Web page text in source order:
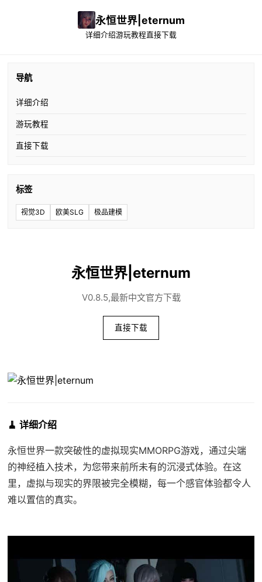
永恒世界|eternum
详细介绍游玩教程直接下载
导航
详细介绍
游玩教程
直接下载
标签
视觉3D 欧美SLG 极品建模
永恒世界|eternum
V0.8.5,最新中文官方下载
直接下载
🧹 详细介绍
永恒世界一款突破性的虚拟现实MMORPG游戏，通过尖端
的神经植入技术，为您带来前所未有的沉浸式体验。在这
里，虚拟与现实的界限被完全模糊，每一个感官体验都令人
难以置信的真实。